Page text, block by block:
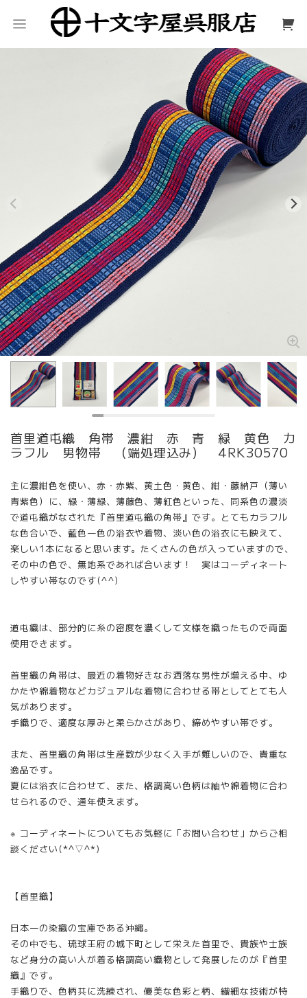
首里道屯織 角帯 濃紺 赤 青 緑 黄色 カ
ラフル 男物帯 （端処理込み） 4RK30570
主に濃紺色を使い、赤・赤紫、黄土色・黄色、紺・藤納戸（薄い
青紫色）に、緑・薄緑、薄藤色、薄紅色といった、同系色の濃淡
で道屯織がなされた『首里道屯織の角帯』です。とてもカラフル
な色合いで、藍色一色の浴衣や着物、淡い色の浴衣にも映えて、
楽しい1本になると思います。たくさんの色が入っていますので、
その中の色で、無地系であれば合います！ 実はコーディネート
しやすい帯なのです(^^)
道屯織は、部分的に糸の密度を濃くして文様を織ったもので両面
使用できます。
首里織の角帯は、最近の着物好きなお洒落な男性が増える中、ゆ
かたや綿着物などカジュアルな着物に合わせる帯としてとても人
気があります。
手織りで、適度な厚みと柔らかさがあり、締めやすい帯です。
また、首里織の角帯は生産数が少なく入手が難しいので、貴重な
逸品です。
夏には浴衣に合わせて、また、格調高い色柄は紬や綿着物に合わ
せられるので、通年使えます。
※ コーディネートについてもお気軽に「お問い合わせ」からご相
談ください(*^▽^*)
【首里織】
日本一の染織の宝庫である沖縄。
その中でも、琉球王府の城下町として栄えた首里で、貴族や士族
など身分の高い人が着る格調高い織物として発展したのが『首里
織』です。
手織りで、色柄共に洗練され、優美な色彩と柄、繊細な技術が特